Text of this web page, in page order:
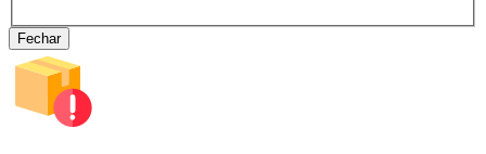
Fechar